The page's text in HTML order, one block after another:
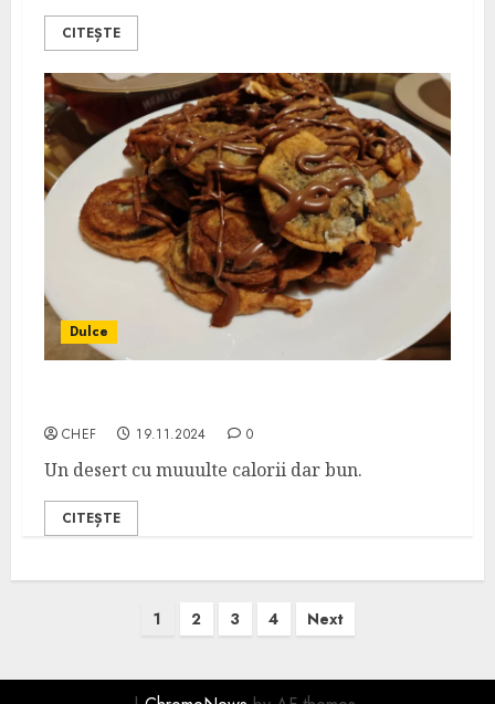
CITEȘTE
Dulce
CHEF 19.11.2024 0
Un desert cu muuulte calorii dar bun.
CITEȘTE
1 2 3 4 Next